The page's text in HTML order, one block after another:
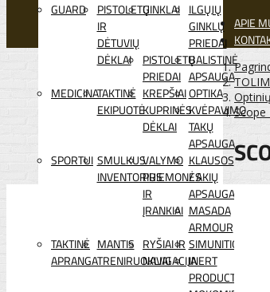
GUARD
PISTOLETŲ
IR
DĖTUVIŲ
DĖKLAI
GINKLAI ILGŲJŲ
GINKLŲ
PRIEDAI
PISTOLETŲ
PRIEDAI
BALISTINĖ
APSAUGA
MEDICINATAKTINĖ
EKIPUOTĖ
KREPŠIAI
KUPRINĖS
DĖKLAI
OPTIKA
KVĖPAVIMO
TAKŲ
APSAUGA
SPORTUI SMULKUS
INVENTORIUS
VALYMO
PRIEMONĖS
IR
ĮRANKIAI
KLAUSOS
/ AKIŲ
APSAUGA
MASADA
ARMOUR
TAKTINĖ
APRANGA
MANTIS
TRENIRUOKLIAI
RYŠIAI IR
NAVIGACIJA
SIMUNITION
INERT
PRODUCTS
APIE